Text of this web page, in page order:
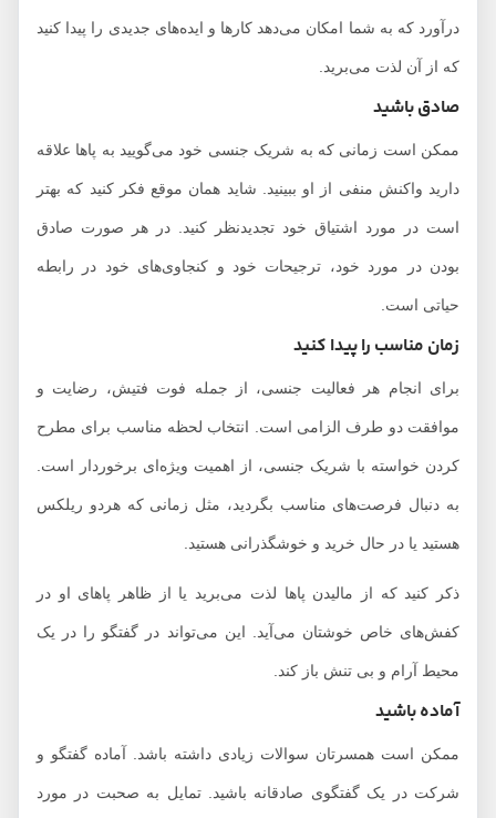
درآورد که به شما امکان می‌دهد کارها و ایده‌های جدیدی را پیدا کنید
که از آن لذت می‌برید.
صادق باشید
ممکن است زمانی که به شریک جنسی خود می‌گویید به پاها علاقه
دارید واکنش منفی از او ببینید. شاید همان موقع فکر کنید که بهتر
است در مورد اشتیاق خود تجدیدنظر کنید. در هر صورت صادق
بودن در مورد خود، ترجیحات خود و کنجاوی‌های خود در رابطه
حیاتی است.
زمان مناسب را پیدا کنید
برای انجام هر فعالیت جنسی، از جمله فوت فتیش، رضایت و
موافقت دو طرف الزامی است. انتخاب لحظه مناسب برای مطرح
کردن خواسته با شریک جنسی، از اهمیت ویژه‌ای برخوردار است.
به دنبال فرصت‌های مناسب بگردید، مثل زمانی که هردو ریلکس
هستید یا در حال خرید و خوشگذرانی هستید.
ذکر کنید که از مالیدن پاها لذت می‌برید یا از ظاهر پاهای او در
کفش‌های خاص خوشتان می‌آید. این می‌تواند در گفتگو را در یک
محیط آرام و بی تنش باز کند.
آماده باشید
ممکن است همسرتان سوالات زیادی داشته باشد. آماده گفتگو و
شرکت در یک گفتگوی صادقانه باشید. تمایل به صحبت در مورد